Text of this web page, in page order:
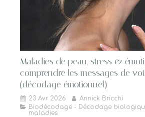
Maladies de peau, stress &
comprendre les messages de
(décodage émotionnel)
23 Avr 2026
Annick Bricchi
Biodécodage - Décodage
maladies